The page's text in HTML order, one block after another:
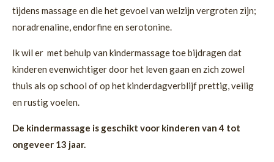
tijdens massage en die het gevoel van welzijn vergroten zijn;
noradrenaline, endorfine en serotonine.
Ik wil er met behulp van kindermassage toe bijdragen dat
kinderen evenwichtiger door het leven gaan en zich zowel
thuis als op school of op het kinderdagverblijf prettig, veilig
en rustig voelen.
De kindermassage is geschikt voor kinderen van 4 tot
ongeveer 13 jaar.